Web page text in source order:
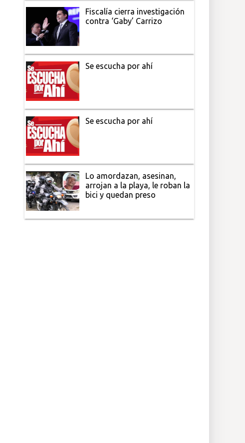
Fiscalía cierra investigación
contra ‘Gaby’ Carrizo
Se escucha por ahí
Se escucha por ahí
Lo amordazan, asesinan,
arrojan a la playa, le roban la
bici y quedan preso